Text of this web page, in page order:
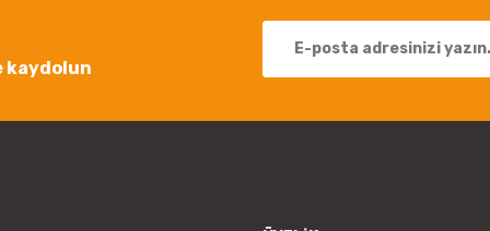
kaydolun